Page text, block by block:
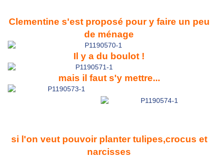
Clementine s'est proposé pour y faire un peu
de ménage
Il y a du boulot !
mais il faut s'y mettre...
si l'on veut pouvoir planter tulipes,crocus et
narcisses